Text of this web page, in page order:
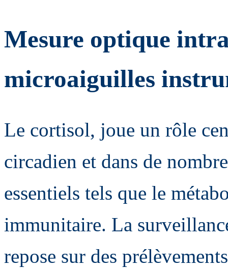
Mesure optique
microaiguilles
Le cortisol, joue un rôle
circadien et dans de
essentiels tels que le
immunitaire. La
repose sur des